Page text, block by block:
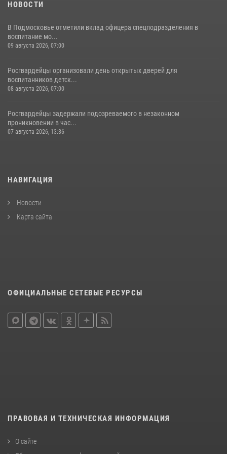
НОВОСТИ
В Подмосковье отметили вклад офицера спецподразделения в
воспитание мо...
09 августа 2026, 07:00
Росгвардейцы организовали день открытых дверей для
воспитанников детск...
08 августа 2026, 07:00
Росгвардейцы задержали подозреваемого в незаконном
проникновении в час...
07 августа 2026, 13:36
НАВИГАЦИЯ
Новости
Карта сайта
ОФИЦИАЛЬНЫЕ СЕТЕВЫЕ РЕСУРСЫ
ПРАВОВАЯ И ТЕХНИЧЕСКАЯ ИНФОРМАЦИЯ
О сайте